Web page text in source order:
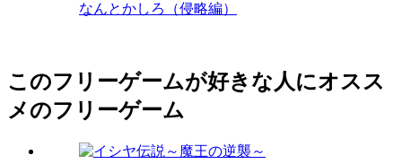
なんとかしろ（侵略編）
このフリーゲームが好きな人にオスス
メのフリーゲーム